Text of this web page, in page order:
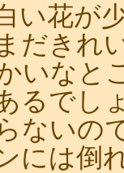
い花が
だきれ
いなと
るでし
ないの
には倒